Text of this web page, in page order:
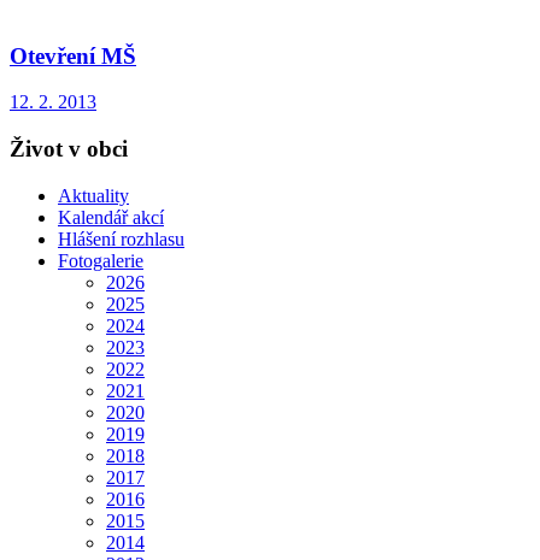
Otevření MŠ
12. 2. 2013
Život v obci
Aktuality
Kalendář akcí
Hlášení rozhlasu
Fotogalerie
2026
2025
2024
2023
2022
2021
2020
2019
2018
2017
2016
2015
2014